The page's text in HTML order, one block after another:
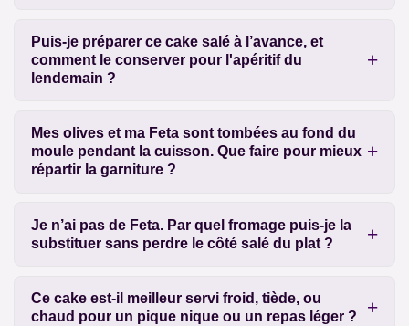
Puis-je préparer ce cake salé à l’avance, et
comment le conserver pour l'apéritif du
lendemain ?
Mes olives et ma Feta sont tombées au fond du
moule pendant la cuisson. Que faire pour mieux
répartir la garniture ?
Je n’ai pas de Feta. Par quel fromage puis-je la
substituer sans perdre le côté salé du plat ?
Ce cake est-il meilleur servi froid, tiède, ou
chaud pour un pique nique ou un repas léger ?